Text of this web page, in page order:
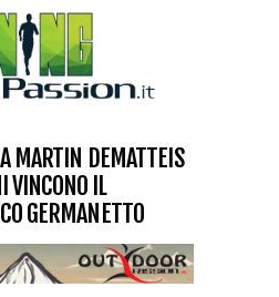
MARTIN DEMATTEIS
VINCONO IL
GERMANETTO